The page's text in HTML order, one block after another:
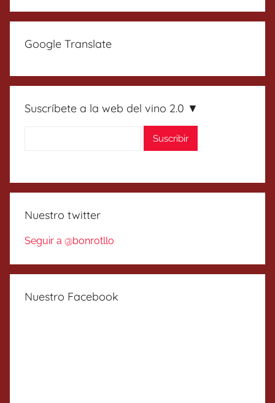
Google Translate
Suscríbete a la web del vino 2.0 ▼
Nuestro twitter
Seguir a @bonrotllo
Nuestro Facebook